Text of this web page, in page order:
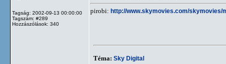
Tagság: 2002-09-13 00:00:00
Tagszám: #289
Hozzászólások: 340
pirobi: http://www.skymovies.com/skymovies/
Téma: Sky Digital